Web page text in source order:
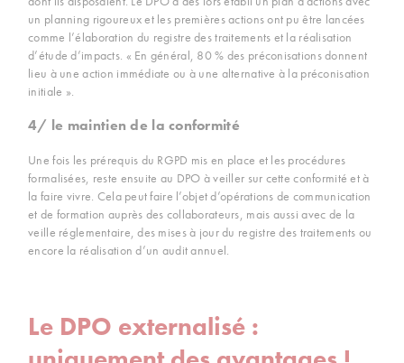
un planning rigoureux et les premières actions ont pu être lancées
comme l’élaboration du registre des traitements et la réalisation
d’étude d’impacts. « En général, 80 % des préconisations donnent
lieu à une action immédiate ou à une alternative à la préconisation
initiale ».
4/ le maintien de la conformité
Une fois les prérequis du RGPD mis en place et les procédures
formalisées, reste ensuite au DPO à veiller sur cette conformité et à
la faire vivre. Cela peut faire l’objet d’opérations de communication
et de formation auprès des collaborateurs, mais aussi avec de la
veille réglementaire, des mises à jour du registre des traitements ou
encore la réalisation d’un audit annuel.
Le DPO externalisé :